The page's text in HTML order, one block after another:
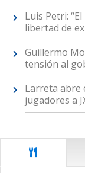
Luis Petri:
libertad de
Guillermo
tensión al
Larreta abre
jugadores a